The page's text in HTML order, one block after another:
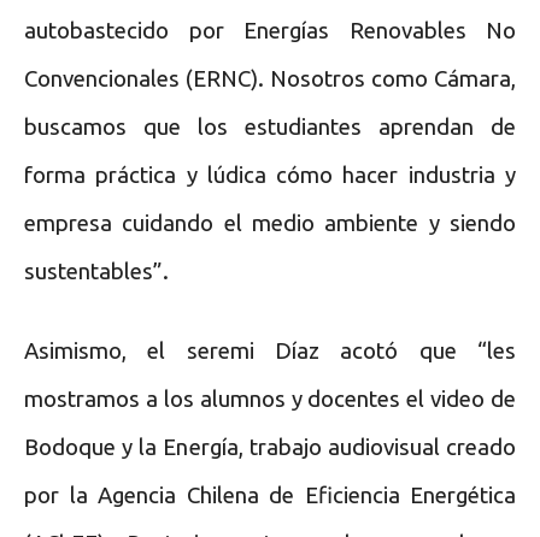
autobastecido por Energías Renovables No
Convencionales (ERNC). Nosotros como Cámara,
buscamos que los estudiantes aprendan de
forma práctica y lúdica cómo hacer industria y
empresa cuidando el medio ambiente y siendo
sustentables”.
Asimismo, el seremi Díaz acotó que “les
mostramos a los alumnos y docentes el video de
Bodoque y la Energía, trabajo audiovisual creado
por la Agencia Chilena de Eficiencia Energética